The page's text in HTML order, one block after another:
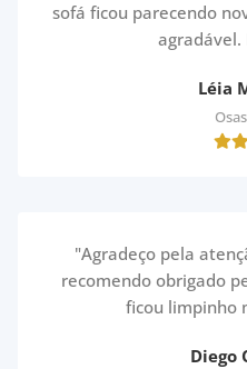
sofá ficou parecendo
Léia
"Agradeço pela
recomendo obrigado
ficou limpinho
Diego